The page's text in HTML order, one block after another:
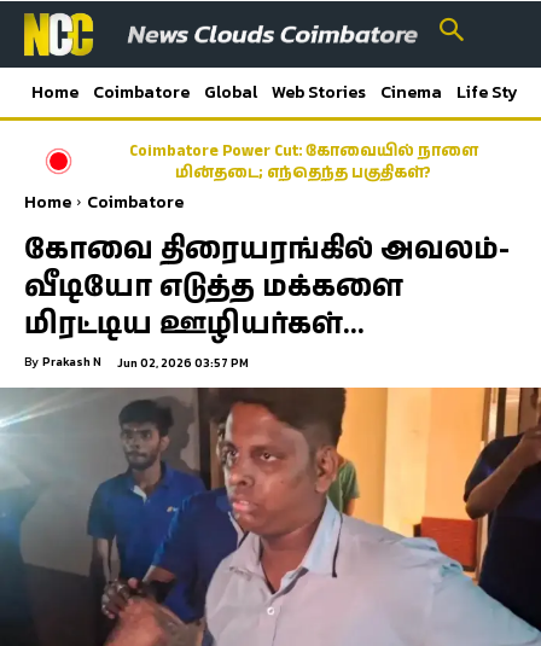
Home Coimbatore Global Web Stories Cinema Life Style
Coimbatore Power Cut: கோவையில் நாளை
மின்தடை; எந்தெந்த பகுதிகள்?
Home Coimbatore
கோவை திரையரங்கில் அவலம்-
வீடியோ எடுத்த மக்களை
மிரட்டிய ஊழியர்கள்…
By Prakash N Jun 02, 2026 03:57 PM